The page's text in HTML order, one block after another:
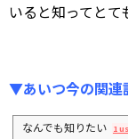
いると知ってとて
▼あいつ今の関連
なんでも知りたい 1